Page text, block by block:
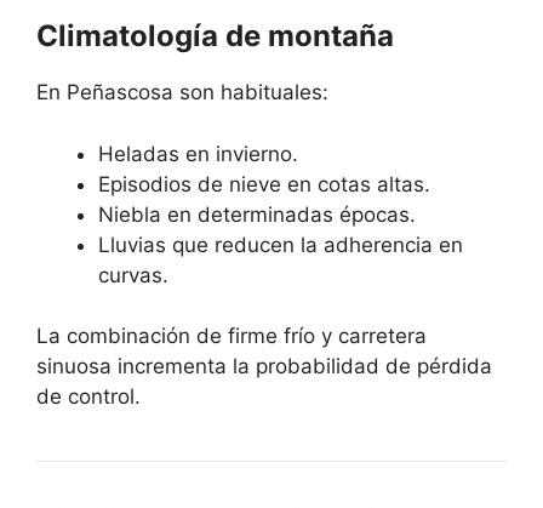
Climatología de montaña
En Peñascosa son habituales:
Heladas en invierno.
Episodios de nieve en cotas altas.
Niebla en determinadas épocas.
Lluvias que reducen la adherencia en
curvas.
La combinación de firme frío y carretera
sinuosa incrementa la probabilidad de pérdida
de control.